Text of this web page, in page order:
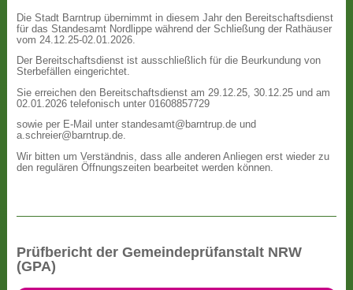
Die Stadt Barntrup übernimmt in diesem Jahr den Bereitschaftsdienst
für das Standesamt Nordlippe während der Schließung der Rathäuser
vom 24.12.25-02.01.2026.
Der Bereitschaftsdienst ist ausschließlich für die Beurkundung von
Sterbefällen eingerichtet.
Sie erreichen den Bereitschaftsdienst am 29.12.25, 30.12.25 und am
02.01.2026 telefonisch unter 01608857729
sowie per E-Mail unter standesamt@barntrup.de und
a.schreier@barntrup.de.
Wir bitten um Verständnis, dass alle anderen Anliegen erst wieder zu
den regulären Öffnungszeiten bearbeitet werden können.
Prüfbericht der Gemeindeprüfanstalt NRW
(GPA)